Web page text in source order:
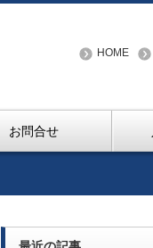
HOME
お問合せ